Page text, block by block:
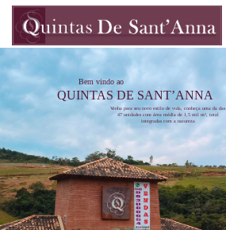
Bem vindo ao
QUINTAS DE SANT’ANNA
Venha para seu novo estilo de vida, conheça uma da das
47 unidades com área média de 1,5 mil m², total
integradas com a natureza